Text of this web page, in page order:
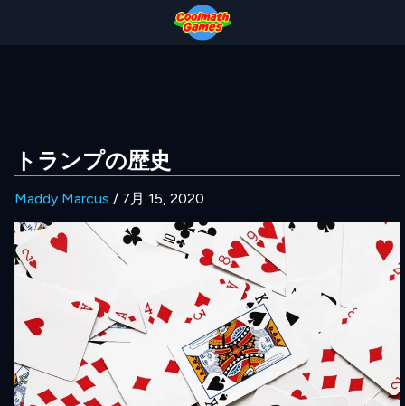
トランプの歴史
Maddy Marcus / 7月 15, 2020